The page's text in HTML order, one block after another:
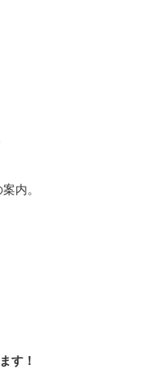
内。
す！